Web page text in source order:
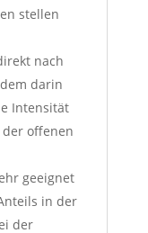
stellen
nach
darin
Intensität
offenen
geeignet
in der
der